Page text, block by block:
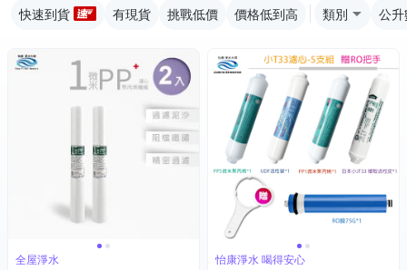
快速到貨 有現貨 挑戰低價 價格低到高 類別 公
全屋淨水 怡康淨水 喝得安心